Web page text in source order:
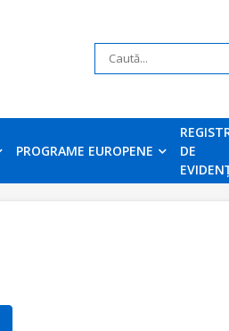
PROGRAME EUROPENE
DE